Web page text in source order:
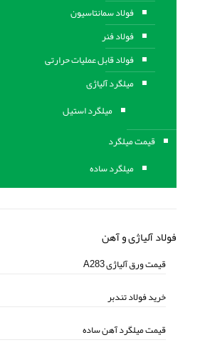
فولاد سمانتاسیون
فولاد فنر
فولاد قابل عملیات حرارتی
ميلگرد آلیاژی
میلگرد استیل
قیمت میلگرد
میلگرد ساده
فولاد آلیاژی و آهن
قیمت ورق آلیاژی A283
خرید فولاد تندبر
قیمت میلگرد آهن ساده